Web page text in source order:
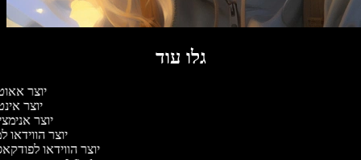
גלו עוד
יוצר
יוצר
יוצר
יוצר הווידאו
יוצר הווידאו